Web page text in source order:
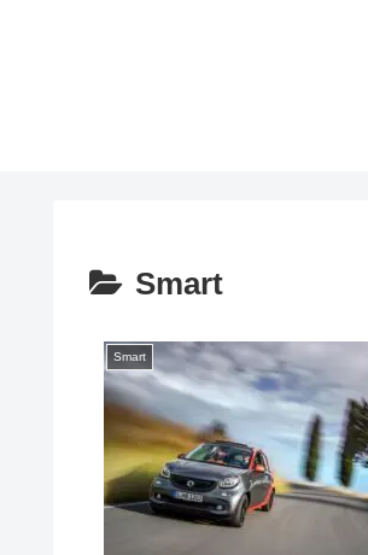
Smart
Smart